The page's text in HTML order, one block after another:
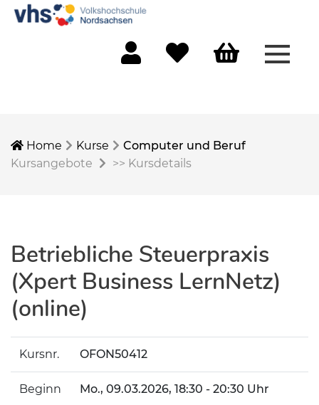
Home Kurse
Computer und Beruf
Kursangebote
>> Kursdetails
Betriebliche Steuerpraxis
(Xpert Business LernNetz)
(online)
Kursnr. OFON50412
Beginn Mo., 09.03.2026, 18:30 - 20:30 Uhr